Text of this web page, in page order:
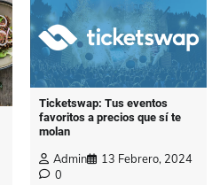
Ticketswap: Tus eventos
favoritos a precios que sí te
molan
Admin
13 Febrero, 2024
0